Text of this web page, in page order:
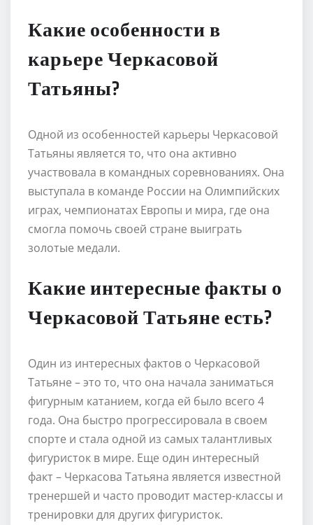
Какие особенности в
карьере Черкасовой
Татьяны?
Одной из особенностей карьеры Черкасовой
Татьяны является то, что она активно
участвовала в командных соревнованиях. Она
выступала в команде России на Олимпийских
играх, чемпионатах Европы и мира, где она
смогла помочь своей стране выиграть
золотые медали.
Какие интересные факты о
Черкасовой Татьяне есть?
Один из интересных фактов о Черкасовой
Татьяне – это то, что она начала заниматься
фигурным катанием, когда ей было всего 4
года. Она быстро прогрессировала в своем
спорте и стала одной из самых талантливых
фигуристок в мире. Еще один интересный
факт – Черкасова Татьяна является известной
тренершей и часто проводит мастер-классы и
тренировки для других фигуристок.